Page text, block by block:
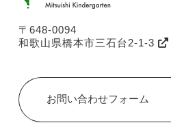
〒648-0094
和歌山県橋本市三石台2-1-3
お問い合わせフォーム